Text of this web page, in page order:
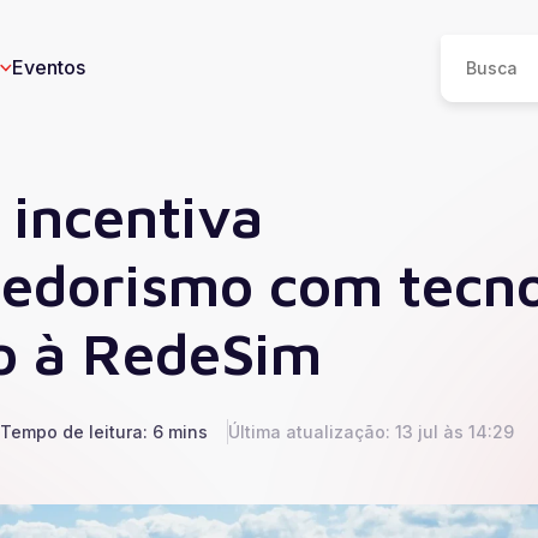
Eventos
incentiva
com
à RedeSim
Tempo de leitura: 6 mins Última atualização: 13 jul às 14:29